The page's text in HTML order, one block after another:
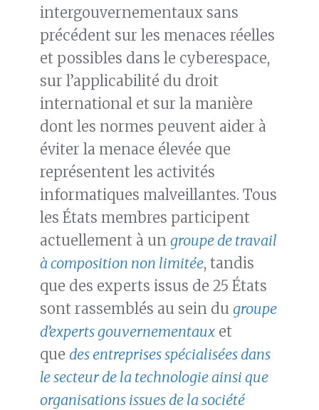
intergouvernementaux sans
précédent sur les menaces réelles
et possibles dans le cyberespace,
sur l’applicabilité du droit
international et sur la manière
dont les normes peuvent aider à
éviter la menace élevée que
représentent les activités
informatiques malveillantes. Tous
les États membres participent
actuellement à un groupe de travail
à composition non limitée, tandis
que des experts issus de 25 États
sont rassemblés au sein du groupe
d’experts gouvernementaux et
que des entreprises spécialisées dans
le secteur de la technologie ainsi que
organisations issues de la société